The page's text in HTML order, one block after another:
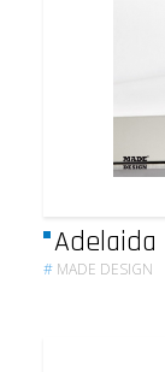
Adelaida
# MADE DESIGN